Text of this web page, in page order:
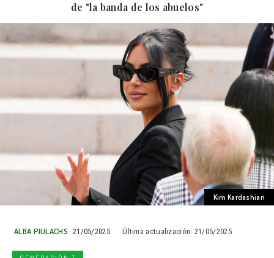
de "la banda de los abuelos"
Kim Kardashian
ALBA PIULACHS 21/05/2025 Última actualización: 21/05/2025